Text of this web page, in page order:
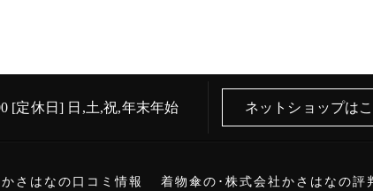
[定休日] 日,土,祝,年末年始 ネットショップは
さはなの口コミ情報 着物傘の･株式会社かさはなの評